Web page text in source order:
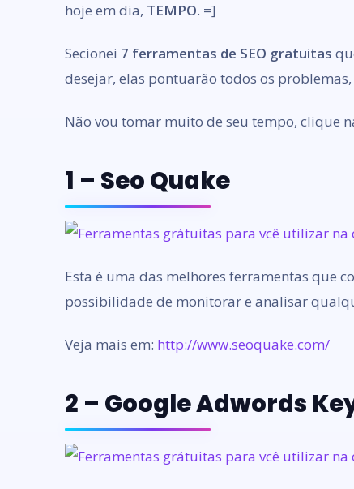
hoje em dia, TEMPO. =]
Secionei 7 ferramentas de SEO gratuitas
desejar, elas pontuarão todos os
Não vou tomar muito de seu tempo, clique
1 – Seo Quake
Esta é uma das melhores ferramentas que
possibilidade de monitorar e analisar
Veja mais em: http://www.seoquake.com/
2 – Google Adwords